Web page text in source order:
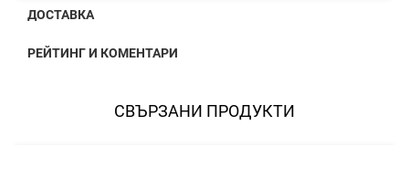
ДОСТАВКА
РЕЙТИНГ И КОМЕНТАРИ
СВЪРЗАНИ ПРОДУКТИ